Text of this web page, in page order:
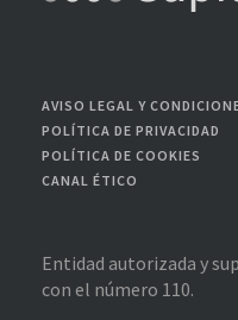
AVISO LEGAL Y
POLÍTICA DE PRIVACIDAD
POLÍTICA DE COOKIES
CANAL ÉTICO
Entidad autorizada y
con el número 110.